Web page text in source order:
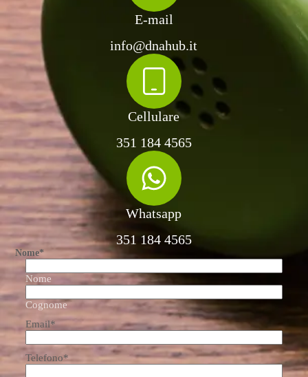
E-mail
info@dnahub.it
Cellulare
351 184 4565
Whatsapp
351 184 4565
Nome*
Nome
Cognome
Email*
Telefono*